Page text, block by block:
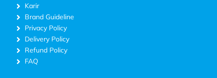
Karir
Brand Guideline
Privacy Policy
Delivery Policy
Refund Policy
FAQ